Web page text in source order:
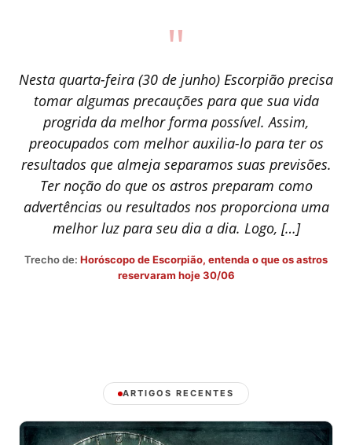
"
Nesta quarta-feira (30 de junho) Escorpião precisa
tomar algumas precauções para que sua vida
progrida da melhor forma possível. Assim,
preocupados com melhor auxilia-lo para ter os
resultados que almeja separamos suas previsões.
Ter noção do que os astros preparam como
advertências ou resultados nos proporciona uma
melhor luz para seu dia a dia. Logo, […]
Trecho de: Horóscopo de Escorpião, entenda o que os astros
reservaram hoje 30/06
ARTIGOS RECENTES